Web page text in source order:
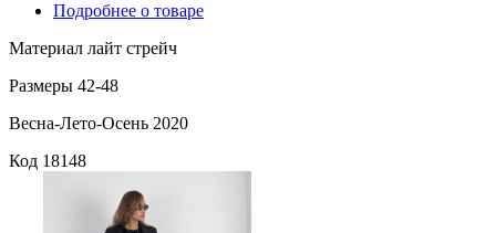
Подробнее о товаре
Материал лайт стрейч
Размеры 42-48
Весна-Лето-Осень 2020
Код 18148